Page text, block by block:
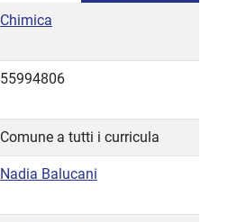
Chimica
55994806
Comune a tutti i curricula
Nadia Balucani